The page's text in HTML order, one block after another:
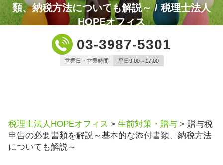
類、納税方法についても解説～ / 税理士法人
HOPEオフィス
03-3987-5301
営業日・営業時間 平日9:00～17:00
税理士法人HOPEオフィス > 生前対策・贈与 > 贈与税
申告の必要書類を解説～基本的な添付書類、納税方法
についても解説～